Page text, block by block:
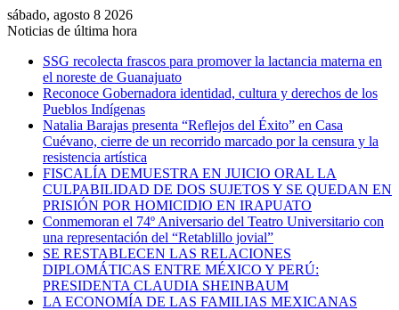
sábado, agosto 8 2026
Noticias de última hora
SSG recolecta frascos para promover la lactancia materna en
el noreste de Guanajuato
Reconoce Gobernadora identidad, cultura y derechos de los
Pueblos Indígenas
Natalia Barajas presenta “Reflejos del Éxito” en Casa
Cuévano, cierre de un recorrido marcado por la censura y la
resistencia artística
FISCALÍA DEMUESTRA EN JUICIO ORAL LA
CULPABILIDAD DE DOS SUJETOS Y SE QUEDAN EN
PRISIÓN POR HOMICIDIO EN IRAPUATO
Conmemoran el 74º Aniversario del Teatro Universitario con
una representación del “Retablillo jovial”
SE RESTABLECEN LAS RELACIONES
DIPLOMÁTICAS ENTRE MÉXICO Y PERÚ:
PRESIDENTA CLAUDIA SHEINBAUM
LA ECONOMÍA DE LAS FAMILIAS MEXICANAS